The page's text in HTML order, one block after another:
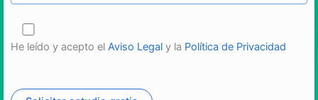
He leído y acepto el Aviso Legal y la Política de Privacidad